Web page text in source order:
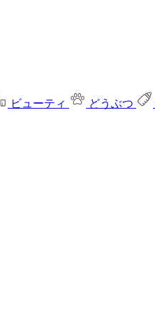
ビューティ どうぶつ